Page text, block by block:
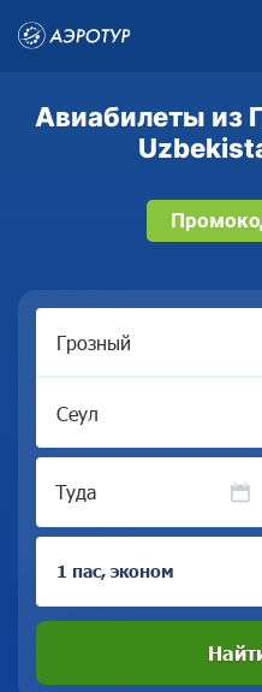
Авиабилеты из
Туда
1 пас, эконом